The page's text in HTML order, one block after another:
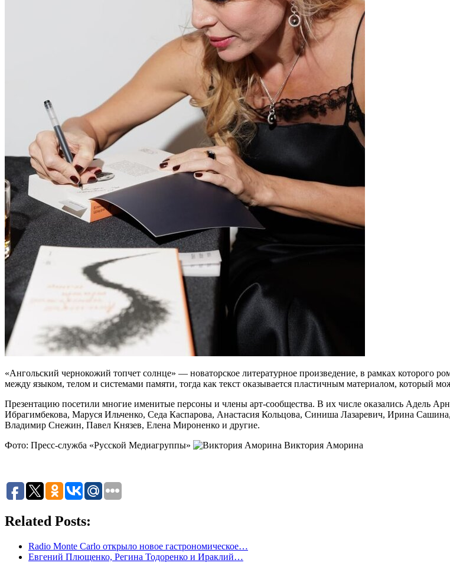
«Ангольский чернокожий топчет солнце» — новаторское литературное произведение, в рамках которого
между языком, телом и системами памяти, тогда как текст оказывается пластичным материалом, который
Презентацию посетили многие именитые персоны и члены арт-сообщества. В их числе оказались Адель
Ибрагимбекова, Маруся Ильченко, Седа Каспарова, Анастасия Кольцова, Синиша Лазаревич, Ирина
Владимир Снежин, Павел Князев, Елена Мироненко и другие.
Фото: Пресс-служба «Русской Медиагруппы»
Виктория Аморина
Related Posts:
Radio Monte Carlo открыло новое гастрономическое…
Евгений Плющенко, Регина Тодоренко и Ираклий…